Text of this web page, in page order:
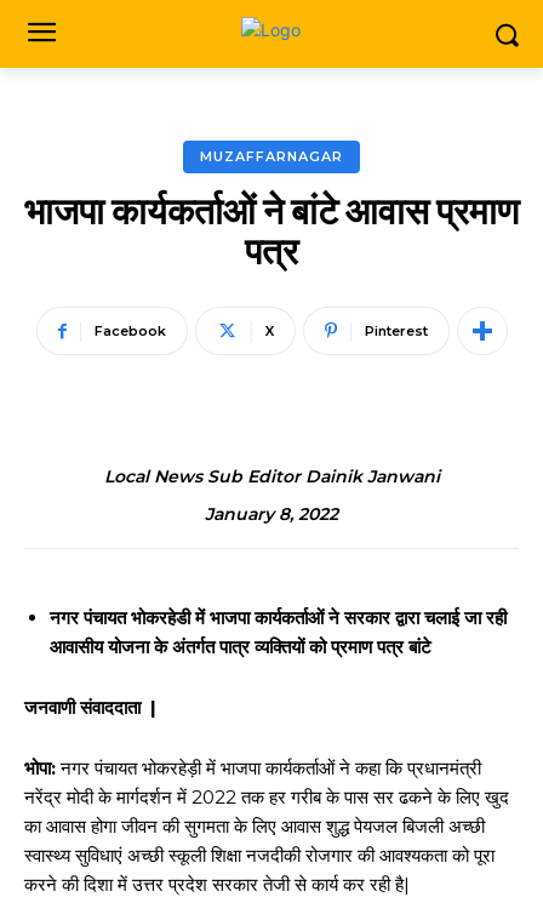
MUZAFFARNAGAR
भाजपा कार्यकर्ताओं ने बांटे आवास प्रमाण
पत्र
Facebook X Pinterest
Local News Sub Editor Dainik Janwani
January 8, 2022
नगर पंचायत भोकरहेडी में भाजपा कार्यकर्ताओं ने सरकार द्वारा चलाई जा रही
आवासीय योजना के अंतर्गत पात्र व्यक्तियों को प्रमाण पत्र बांटे
जनवाणी संवाददाता |
भोपा:नगर पंचायत भोकरहेड़ी में भाजपा कार्यकर्ताओं ने कहा कि प्रधानमंत्री
नरेंद्र मोदी के मार्गदर्शन में 2022 तक हर गरीब के पास सर ढकने के लिए खुद
का आवास होगा जीवन की सुगमता के लिए आवास शुद्ध पेयजल बिजली अच्छी
स्वास्थ्य सुविधाएं अच्छी स्कूली शिक्षा नजदीकी रोजगार की आवश्यकता को पूरा
करने की दिशा में उत्तर प्रदेश सरकार तेजी से कार्य कर रही है|